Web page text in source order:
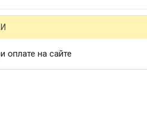
оплате на сайте